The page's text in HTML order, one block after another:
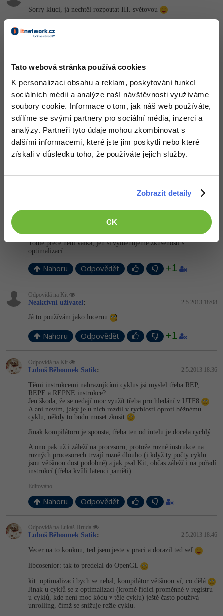
Tato webová stránka používá cookies
K personalizaci obsahu a reklam, poskytování funkcí
sociálních médií a analýze naší návštěvnosti využíváme
soubory cookie. Informace o tom, jak náš web používáte,
sdílíme se svými partnery pro sociální média, inzerci a
analýzy. Partneři tyto údaje mohou zkombinovat s
dalšími informacemi, které jste jim poskytli nebo které
získali v důsledku toho, že používáte jejich služby.
Zobrazit detaily
OK
Sorry kluci, já nechtěl rozpoutat III. světovou
Nahoru
Odpovídá na Neaktivní uživatel
Petr Nymsa:
Tohle je takový menší boj A ještě vcelku se dobře čte
možná by moderátoři potom mohli začít hlídat
Nahoru Odpovědět +1
Ale aspoň zase vím něco víc
2.5.2013 18:05
Tohle přece není válka, jen si vyměňujeme zkušenosti s
optimalizací.
Nahoru Odpovědět +1
Odpovídá na Kit
Neaktivní uživatel : 2.5.2013 18:08
Já to používám jako lucernu
Nahoru Odpovědět +1
Odpovídá na Kit
Luboš Běhounek Satik: 2.5.2013 18:36
Těmi instrukcemi nahrazujícími cyklus jsi myslel třeba REP,
REPE a REPNE instrukce?
Jen škoda, že se nedají moc využít třeba pro hledání v UTF8
A ani nevím, jaký je u nich rozdíl v rychlosti oproti běžnému
cyklu, někdy to budu muset zkusit
Jinak kompilátorů je spousta, třeba ten od intelu je docela rychlý.
A ono pak už i záleží na procesoru, protože různé instrukce na
různých procesorech trvají různě dlouho (i když ty počty cyklů
jsou většinou dost podobné) a jak psal Kit, občas záleží i na pořadí
instrukcí (třeba kvůli latenci paměti).
Editováno
Nahoru Odpovědět
Odpovídá na Lukáš Hruda
Luboš Běhounek Satik: 2.5.2013 18:46
Vecer na to kouknu, ted jsem jeste v praci a dorazil ted sef
libcosenior: tak to predelal do OpenGL
kit: optimalizací bych se nebál, kompilátor většinou ví, co dělá
Jinak u cyklů se z optimalizací (kromě řídící proměnné v registru
u cyklů, kde není moc kódu v těle cyklu) ještě často používá
unrolling, čímž se snižuje režie cyklu.